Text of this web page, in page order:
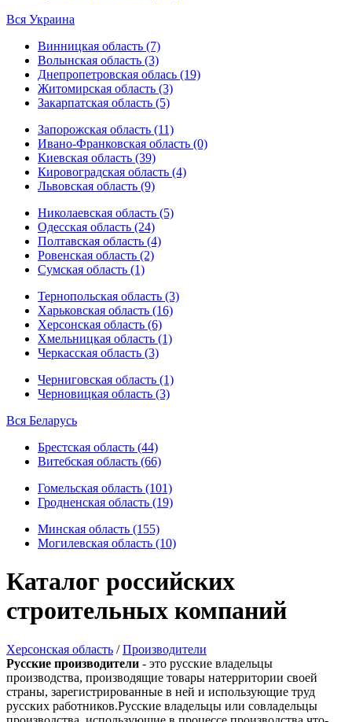
Вся Украина
Винницкая область (7)
Волынская область (3)
Днепропетровская облась (19)
Житомирская область (3)
Закарпатская область (5)
Запорожская область (11)
Ивано-Франковская область (0)
Киевская область (39)
Кировоградская область (4)
Львовская область (9)
Николаевская область (5)
Одесская область (24)
Полтавская область (4)
Ровенская область (2)
Сумская область (1)
Тернопольская область (3)
Харьковская область (16)
Херсонская область (6)
Хмельницкая область (1)
Черкасская область (3)
Черниговская область (1)
Черновицкая область (3)
Вся Беларусь
Брестская область (44)
Витебская область (66)
Гомельская область (101)
Гродненская область (19)
Минская область (155)
Могилевская область (10)
Каталог российских
строительных компаний
Херсонская область /Производители
Русские производители - это русские владельцы
производства, производящие товары натерритории своей
страны, зарегистрированные в ней и использующие труд
русских работников.Русские владельцы или совладельцы